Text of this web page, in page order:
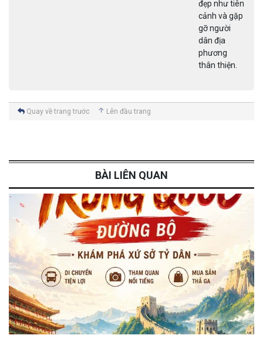
đẹp như tiên
cảnh và gặp
gỡ người
dân địa
phương
thân thiện.
Quay về trang trước Lên đầu trang
BÀI LIÊN QUAN